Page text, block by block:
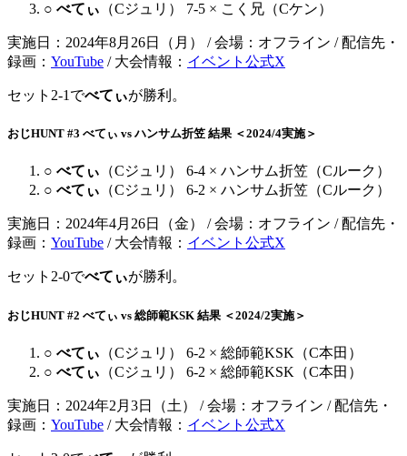
○ べてぃ （Cジュリ） 7-5 × こく兄（Cケン）
実施日：2024年8月26日（月） / 会場：オフライン / 配信先・
録画： YouTube / 大会情報： イベント公式X
セット2-1でべてぃが勝利。
おじHUNT #3 べてぃ vs ハンサム折笠 結果 ＜2024/4実施＞
○ べてぃ （Cジュリ） 6-4 × ハンサム折笠（Cルーク）
○ べてぃ （Cジュリ） 6-2 × ハンサム折笠（Cルーク）
実施日：2024年4月26日（金） / 会場：オフライン / 配信先・
録画： YouTube / 大会情報： イベント公式X
セット2-0でべてぃが勝利。
おじHUNT #2 べてぃ vs 総師範KSK 結果 ＜2024/2実施＞
○ べてぃ （Cジュリ） 6-2 × 総師範KSK（C本田）
○ べてぃ （Cジュリ） 6-2 × 総師範KSK（C本田）
実施日：2024年2月3日（土） / 会場：オフライン / 配信先・
録画： YouTube / 大会情報： イベント公式X